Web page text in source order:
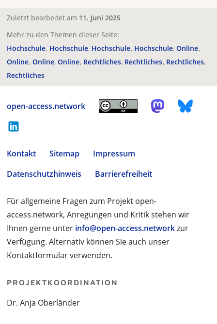
Zuletzt bearbeitet am 11. Juni 2025
Mehr zu den Themen dieser Seite:
Hochschule Hochschule Hochschule Hochschule Online
Online Online Online Rechtliches Rechtliches Rechtliches
Rechtliches
open-access.network
Kontakt Sitemap
Impressum
Datenschutzhinweis
Barrierefreiheit
Für allgemeine Fragen zum Projekt open-
access.network, Anregungen und Kritik stehen wir
Ihnen gerne unter info@open-access.networkzur
Verfügung. Alternativ können Sie auch unser
Kontaktformular verwenden.
PROJEKTKOORDINATION
Dr. Anja Oberländer